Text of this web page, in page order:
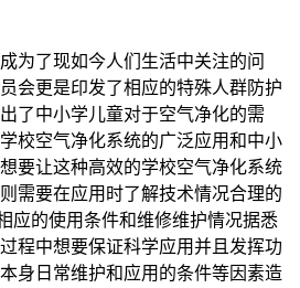
为了现如今人们生活中关注的问
会更是印发了相应的特殊人群防护
了中小学儿童对于空气净化的需
校空气净化系统的广泛应用和中小
要让这种高效的学校空气净化系统
需要在应用时了解技术情况合理的
应的使用条件和维修维护情况据悉
程中想要保证科学应用并且发挥功
身日常维护和应用的条件等因素造